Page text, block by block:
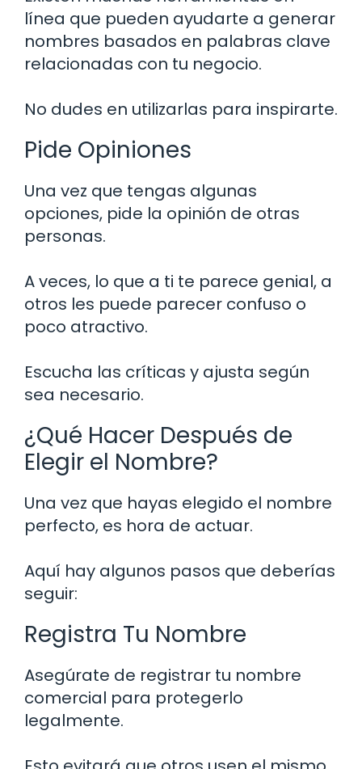
línea que pueden ayudarte a generar
nombres basados en palabras clave
relacionadas con tu negocio.
No dudes en utilizarlas para inspirarte.
Pide Opiniones
Una vez que tengas algunas
opciones, pide la opinión de otras
personas.
A veces, lo que a ti te parece genial, a
otros les puede parecer confuso o
poco atractivo.
Escucha las críticas y ajusta según
sea necesario.
¿Qué Hacer Después de
Elegir el Nombre?
Una vez que hayas elegido el nombre
perfecto, es hora de actuar.
Aquí hay algunos pasos que deberías
seguir:
Registra Tu Nombre
Asegúrate de registrar tu nombre
comercial para protegerlo
legalmente.